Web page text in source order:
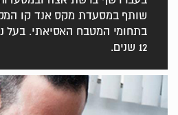
שותף במסעדת מקס אנד קו
בתחומי המטבח האסיאתי. בעל
12 שנים.